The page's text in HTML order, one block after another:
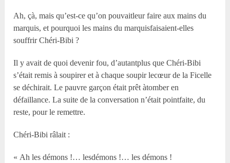
Ah, çà, mais qu’est-ce qu’on pouvaitleur faire aux mains du
marquis, et pourquoi les mains du marquisfaisaient-elles
souffrir Chéri-Bibi ?
Il y avait de quoi devenir fou, d’autantplus que Chéri-Bibi
s’était remis à soupirer et à chaque soupir lecœur de la Ficelle
se déchirait. Le pauvre garçon était prêt àtomber en
défaillance. La suite de la conversation n’était pointfaite, du
reste, pour le remettre.
Chéri-Bibi râlait :
« Ah les démons !… lesdémons !… les démons !